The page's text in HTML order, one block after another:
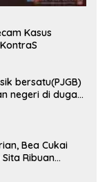
Kasus
bersatu(PJGB)
negeri di duga
Bea Cukai
Ribuan